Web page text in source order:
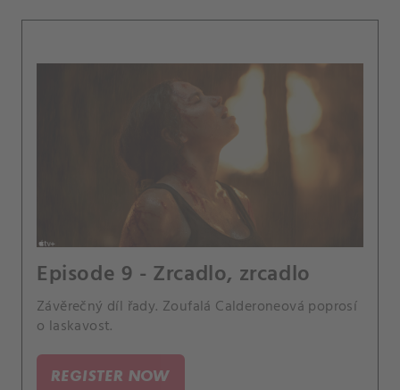
Episode 9 - Zrcadlo, zrcadlo
Závěrečný díl řady. Zoufalá Calderoneová poprosí
o laskavost.
REGISTER NOW